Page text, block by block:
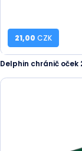
21,00 CZK
Delphin chránič oček